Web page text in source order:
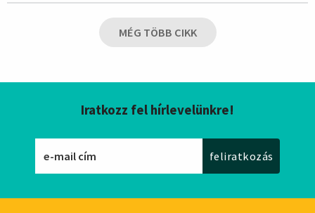
MÉG TÖBB CIKK
Iratkozz fel hírlevelünkre!